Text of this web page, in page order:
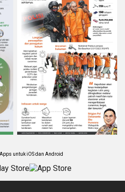
untuk iOS dan Android